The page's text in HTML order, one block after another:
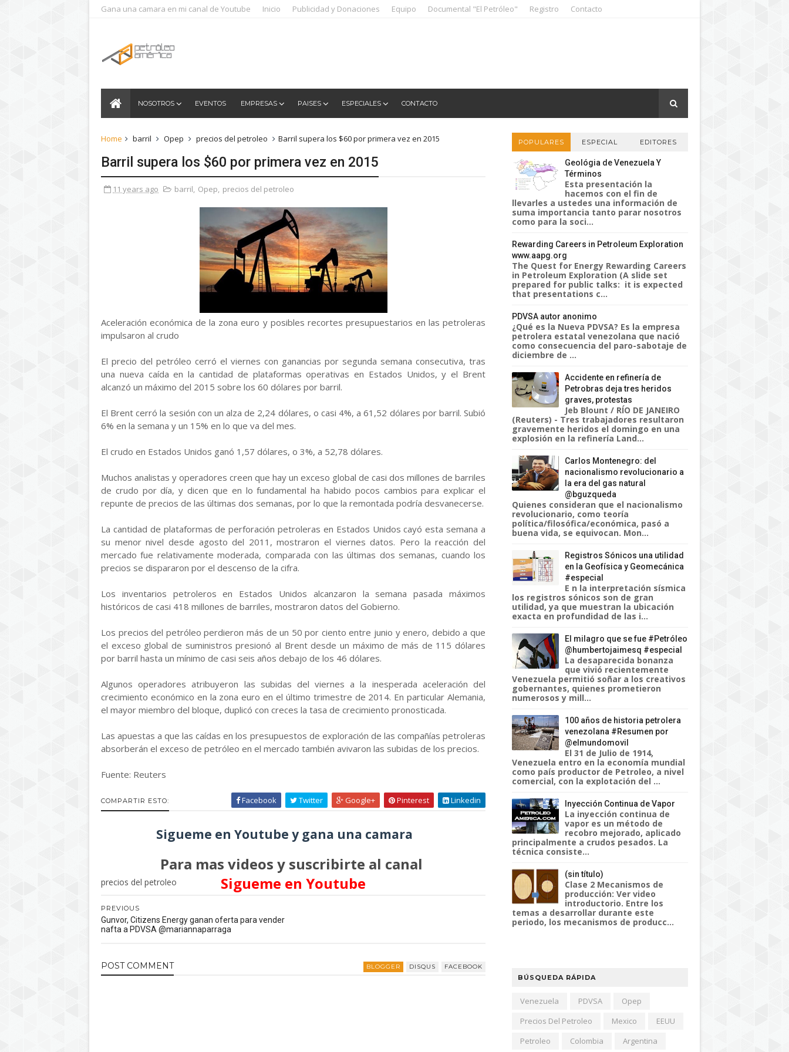
Gana una camara en mi canal de Youtube Inicio Publicidad y Donaciones Equipo Documental "El Petróleo" Registro Contacto
NOSOTROS EVENTOS EMPRESAS PAISES ESPECIALES CONTACTO
Home barril Opep precios del petroleo Barril supera los $60 por primera vez en 2015
Barril supera los $60 por primera vez en 2015
11 years ago barril, Opep, precios del petroleo
Aceleración económica de la zona euro y posibles recortes presupuestarios en las petroleras
impulsaron al crudo
El precio del petróleo cerró el viernes con ganancias por segunda semana consecutiva, tras
una nueva caída en la cantidad de plataformas operativas en Estados Unidos, y el Brent
alcanzó un máximo del 2015 sobre los 60 dólares por barril.
El Brent cerró la sesión con un alza de 2,24 dólares, o casi 4%, a 61,52 dólares por barril. Subió
6% en la semana y un 15% en lo que va del mes.
El crudo en Estados Unidos ganó 1,57 dólares, o 3%, a 52,78 dólares.
Muchos analistas y operadores creen que hay un exceso global de casi dos millones de barriles
de crudo por día, y dicen que en lo fundamental ha habido pocos cambios para explicar el
repunte de precios de las últimas dos semanas, por lo que la remontada podría desvanecerse.
La cantidad de plataformas de perforación petroleras en Estados Unidos cayó esta semana a
su menor nivel desde agosto del 2011, mostraron el viernes datos. Pero la reacción del
mercado fue relativamente moderada, comparada con las últimas dos semanas, cuando los
precios se dispararon por el descenso de la cifra.
Los inventarios petroleros en Estados Unidos alcanzaron la semana pasada máximos
históricos de casi 418 millones de barriles, mostraron datos del Gobierno.
Los precios del petróleo perdieron más de un 50 por ciento entre junio y enero, debido a que
el exceso global de suministros presionó al Brent desde un máximo de más de 115 dólares
por barril hasta un mínimo de casi seis años debajo de los 46 dólares.
Algunos operadores atribuyeron las subidas del viernes a la inesperada aceleración del
crecimiento económico en la zona euro en el último trimestre de 2014. En particular Alemania,
el mayor miembro del bloque, duplicó con creces la tasa de crecimiento pronosticada.
Las apuestas a que las caídas en los presupuestos de exploración de las compañías petroleras
absorberán el exceso de petróleo en el mercado también avivaron las subidas de los precios.
Fuente: Reuters
COMPARTIR ESTO: Facebook Twitter Google+ Pinterest Linkedin
Sigueme en Youtube y gana una camara
Para mas videos y suscribirte al canal
Sigueme en Youtube
precios del petroleo
PREVIOUS
Gunvor, Citizens Energy ganan oferta para vender
nafta a PDVSA @mariannaparraga
POST COMMENT BLOGGER DISQUS FACEBOOK
POPULARES ESPECIAL EDITORES
Geológia de Venezuela Y
Términos
Esta presentación la
hacemos con el fin de
llevarles a ustedes una información de
suma importancia tanto parar nosotros
como para la soci...
Rewarding Careers in Petroleum Exploration
www.aapg.org
The Quest for Energy Rewarding Careers
in Petroleum Exploration (A slide set
prepared for public talks: it is expected
that presentations c...
PDVSA autor anonimo
¿Qué es la Nueva PDVSA? Es la empresa
petrolera estatal venezolana que nació
como consecuencia del paro-sabotaje de
diciembre de ...
Accidente en refinería de
Petrobras deja tres heridos
graves, protestas
Jeb Blount / RÍO DE JANEIRO
(Reuters) - Tres trabajadores resultaron
gravemente heridos el domingo en una
explosión en la refinería Land...
Carlos Montenegro: del
nacionalismo revolucionario a
la era del gas natural
@bguzqueda
Quienes consideran que el nacionalismo
revolucionario, como teoría
política/filosófica/económica, pasó a
buena vida, se equivocan. Mon...
Registros Sónicos una utilidad
en la Geofísica y Geomecánica
#especial
E n la interpretación sísmica
los registros sónicos son de gran
utilidad, ya que muestran la ubicación
exacta en profundidad de las i...
El milagro que se fue #Petróleo
@humbertojaimesq #especial
La desaparecida bonanza
que vivió recientemente
Venezuela permitió soñar a los creativos
gobernantes, quienes prometieron
numerosos y mill...
100 años de historia petrolera
venezolana #Resumen por
@elmundomovil
El 31 de Julio de 1914,
Venezuela entro en la economía mundial
como país productor de Petroleo, a nivel
comercial, con la explotación del ...
Inyección Continua de Vapor
La inyección continua de
vapor es un método de
recobro mejorado, aplicado
principalmente a crudos pesados. La
técnica consiste...
(sin título)
Clase 2 Mecanismos de
producción: Ver video
introductorio. Entre los
temas a desarrollar durante este
periodo, los mecanismos de producc...
BÚSQUEDA RÁPIDA
Venezuela PDVSA
Opep
Precios Del Petroleo
Mexico
EEUU
Petroleo
Colombia
Argentina